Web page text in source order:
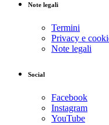
Note legali
Termini
Privacy e
Note legali
Social
Facebook
Instagram
YouTube